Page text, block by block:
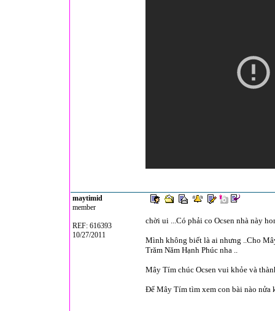
maytimid
member
REF: 616393
10/27/2011
chời ui ...Có phải co Ocsen nhà này
Mình không biết là ai nhưng ..Cho
Trăm Năm Hạnh Phúc nha ..
Mây Tím chúc Ocsen vui khỏe và
Để Mây Tím tìm xem con bài nào nửa